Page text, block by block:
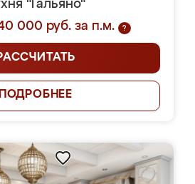
"Гальяно"
000 руб. за п.м.
?
ПОДРОБНЕЕ